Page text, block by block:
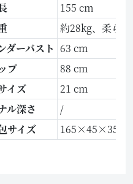
155 cm
約28kg、柔ら
ダーバスト 63 cm
プ
88 cm
イズ
21 cm
ル深さ
/
サイズ 165×45×35